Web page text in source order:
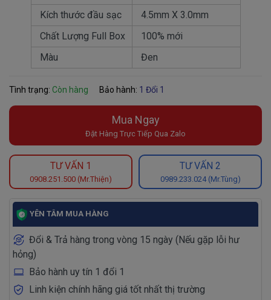
Kích thước đầu sạc
4.5mm X 3.0mm
Chất Lượng Full Box
100% mới
Màu
Đen
Tình trạng: Còn hàng Bảo hành: 1 Đổi 1
Mua Ngay
Đặt Hàng Trực Tiếp Qua Zalo
TƯ VẤN 1
0908.251.500 (Mr.Thiện)
TƯ VẤN 2
0989.233.024 (Mr.Tùng)
YÊN TÂM MUA HÀNG
Đổi & Trả hàng trong vòng 15 ngày (Nếu gặp lỗi hư
hỏng)
Bảo hành uy tín 1 đổi 1
Linh kiện chính hãng giá tốt nhất thị trường